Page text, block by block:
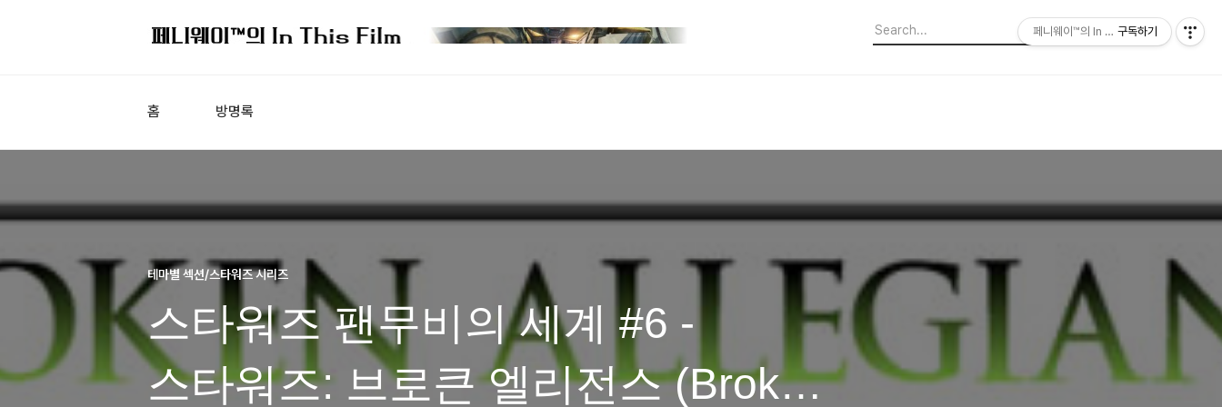
홈 방명록
테마별 섹션/스타워즈 시리즈
스타워즈 팬무비의 세계 #6 -
스타워즈: 브로큰 엘리전스 (Broken
페니웨이™의 In This Film
구독하기